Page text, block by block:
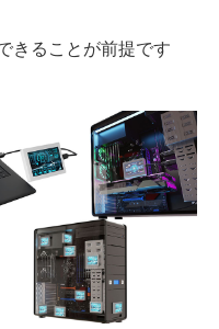
きることが前提です